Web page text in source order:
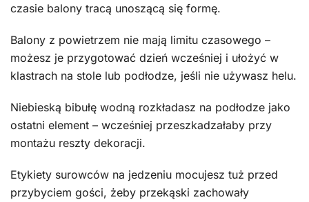
czasie balony tracą unoszącą się formę.
Balony z powietrzem nie mają limitu czasowego –
możesz je przygotować dzień wcześniej i ułożyć w
klastrach na stole lub podłodze, jeśli nie używasz helu.
Niebieską bibułę wodną rozkładasz na podłodze jako
ostatni element – wcześniej przeszkadzałaby przy
montażu reszty dekoracji.
Etykiety surowców na jedzeniu mocujesz tuż przed
przybyciem gości, żeby przekąski zachowały